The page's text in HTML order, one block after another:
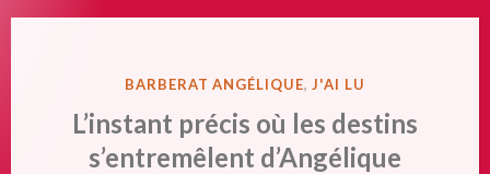
PUBLIÉ
BARBERAT ANGÉLIQUE,J'AI LU
L’instant précis où les destins
s’entremêlent d’Angélique